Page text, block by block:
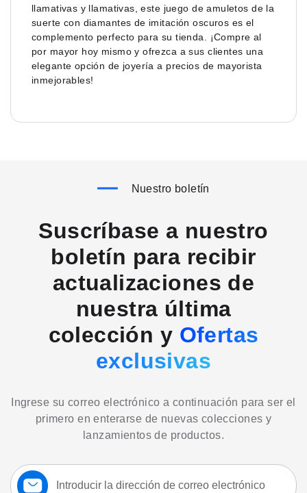
llamativas y llamativas, este juego de amuletos de la
suerte con diamantes de imitación oscuros es el
complemento perfecto para su tienda. ¡Compre al
por mayor hoy mismo y ofrezca a sus clientes una
elegante opción de joyería a precios de mayorista
inmejorables!
Nuestro boletín
Suscríbase a nuestro
boletín para recibir
actualizaciones de
nuestra última
colección y Ofertas
exclusivas
Ingrese su correo electrónico a continuación para ser el
primero en enterarse de nuevas colecciones y
lanzamientos de productos.
Suscríbase
a